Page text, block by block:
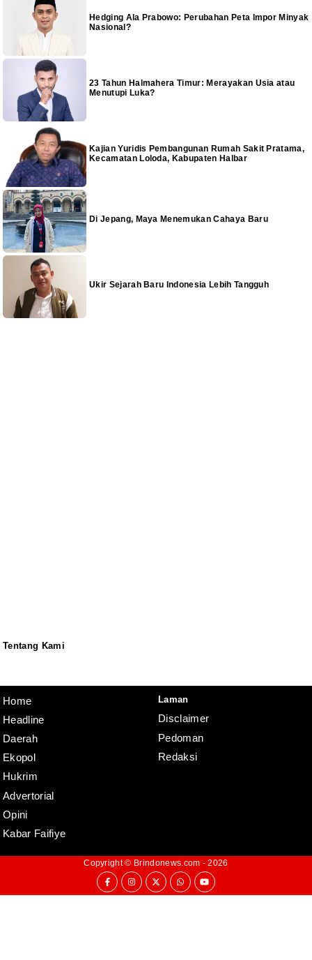
Hedging Ala Prabowo: Perubahan Peta Impor Minyak
Nasional?
23 Tahun Halmahera Timur: Merayakan Usia atau
Menutupi Luka?
Kajian Yuridis Pembangunan Rumah Sakit Pratama,
Kecamatan Loloda, Kabupaten Halbar
Di Jepang, Maya Menemukan Cahaya Baru
Ukir Sejarah Baru Indonesia Lebih Tangguh
Tentang Kami
Home
Headline
Daerah
Ekopol
Hukrim
Advertorial
Opini
Kabar Faifiye
Laman
Disclaimer
Pedoman
Redaksi
Copyright © Brindonews.com - 2026